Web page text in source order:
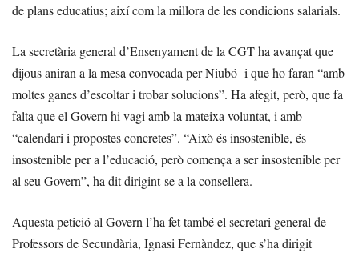
de plans educatius; així com la millora de les condicions salarials.
La secretària general d’Ensenyament de la CGT ha avançat que
dijous aniran a la mesa convocada per Niubó i que ho faran “amb
moltes ganes d’escoltar i trobar solucions”. Ha afegit, però, que fa
falta que el Govern hi vagi amb la mateixa voluntat, i amb
“calendari i propostes concretes”. “Això és insostenible, és
insostenible per a l’educació, però comença a ser insostenible per
al seu Govern”, ha dit dirigint-se a la consellera.
Aquesta petició al Govern l’ha fet també el secretari general de
Professors de Secundària, Ignasi Fernàndez, que s’ha dirigit